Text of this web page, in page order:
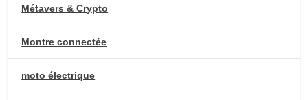
Métavers & Crypto
Montre connectée
moto électrique